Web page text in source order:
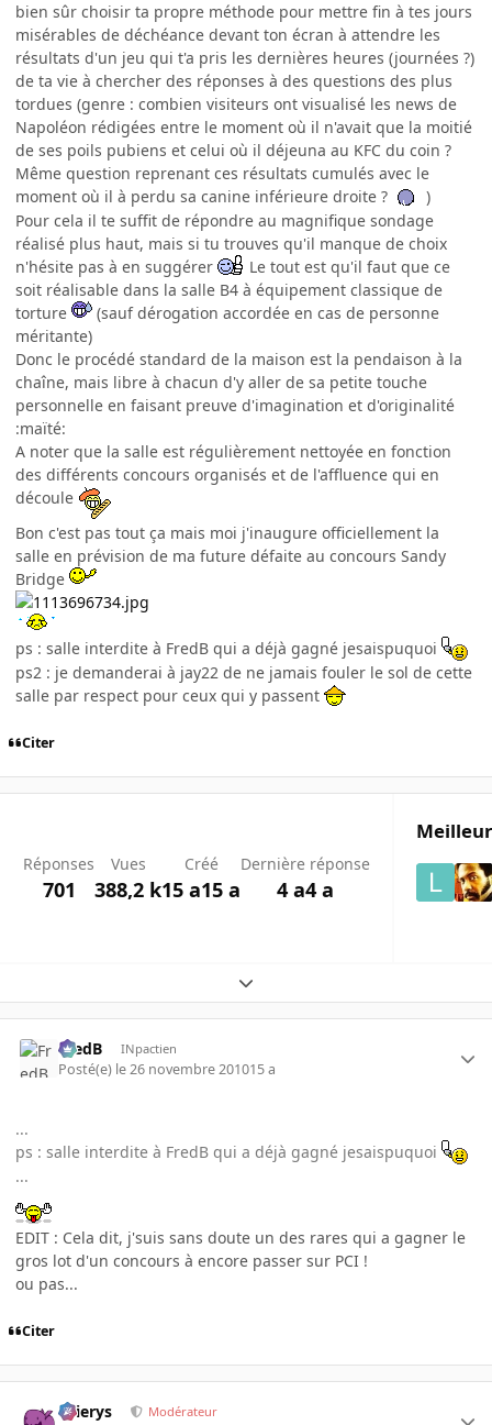
bien sûr choisir ta propre méthode pour mettre fin à tes jours
misérables de déchéance devant ton écran à attendre les
résultats d'un jeu qui t'a pris les dernières heures (journées ?)
de ta vie à chercher des réponses à des questions des plus
tordues (genre : combien visiteurs ont visualisé les news de
Napoléon rédigées entre le moment où il n'avait que la moitié
de ses poils pubiens et celui où il déjeuna au KFC du coin ?
Même question reprenant ces résultats cumulés avec le
moment où il à perdu sa canine inférieure droite ?
)
Pour cela il te suffit de répondre au magnifique sondage
réalisé plus haut, mais si tu trouves qu'il manque de choix
n'hésite pas à en suggérer
Le tout est qu'il faut que ce
soit réalisable dans la salle B4 à équipement classique de
torture
(sauf dérogation accordée en cas de personne
méritante)
Donc le procédé standard de la maison est la pendaison à la
chaîne, mais libre à chacun d'y aller de sa petite touche
personnelle en faisant preuve d'imagination et d'originalité
:maïté:
A noter que la salle est régulièrement nettoyée en fonction
des différents concours organisés et de l'affluence qui en
découle
Bon c'est pas tout ça mais moi j'inaugure officiellement la
salle en prévision de ma future défaite au concours Sandy
Bridge
ps : salle interdite à FredB qui a déjà gagné jesaispuquoi
ps2 : je demanderai à jay22 de ne jamais fouler le sol de cette
salle par respect pour ceux qui y passent
Citer
Réponses
701
Vues
388,2 k
Créé
15 a15 a
Dernière réponse
4 a4 a
Expand topic overview
FredB INpactien
Posté(e) le 26 novembre 201015 a
...
ps : salle interdite à FredB qui a déjà gagné jesaispuquoi
...
EDIT : Cela dit, j'suis sans doute un des rares qui a gagner le
gros lot d'un concours à encore passer sur PCI !
ou pas...
Citer
Ellierys Modérateur